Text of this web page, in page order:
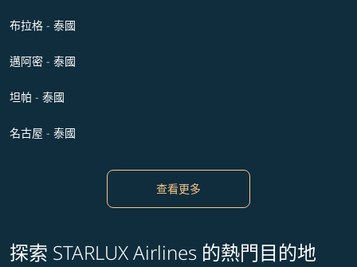
布拉格 - 泰國
邁阿密 - 泰國
坦帕 - 泰國
名古屋 - 泰國
查看更多
探索 STARLUX Airlines 的熱門目的地